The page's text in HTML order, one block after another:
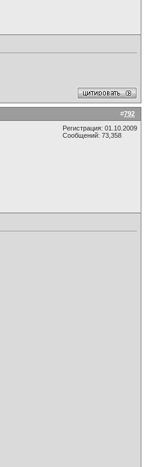
#792
Регистрация: 01.10.2009
Сообщений: 73,358